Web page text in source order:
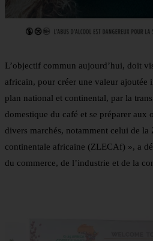
L’objectif commun aujourd’hui, doit
africain, pour créer une valeur ajoutée
plan national et continental, par la
domestique du café et se préparer aux
divers marchés, notamment celui de la
continentale africaine (ZLECAf) », a
du commerce, de l’industrie et de la